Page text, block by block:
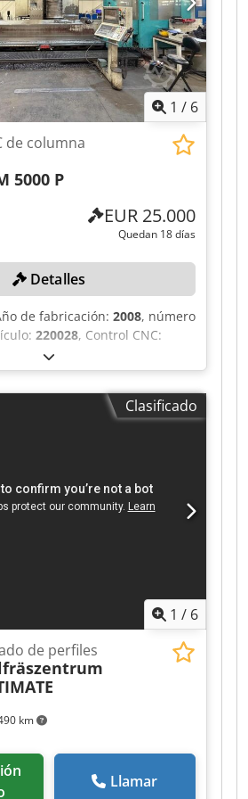
1 / 6
de columna
5000 P
EUR 25.000
Quedan 18 días
Detalles
de fabricación: 2008, número
220028, Control CNC:
530, recorrido del eje X: 4300
eje Y: 1500 mm, recorrido del
de la mesa: 4970 mm x
máxima de la mesa: 15 000
motor del husillo: 22 kW,
del husillo, avance de
min, avance rápido: 20000
de refrigeración, horas de
Clasificado
1 / 6
km
de perfiles
Llamar